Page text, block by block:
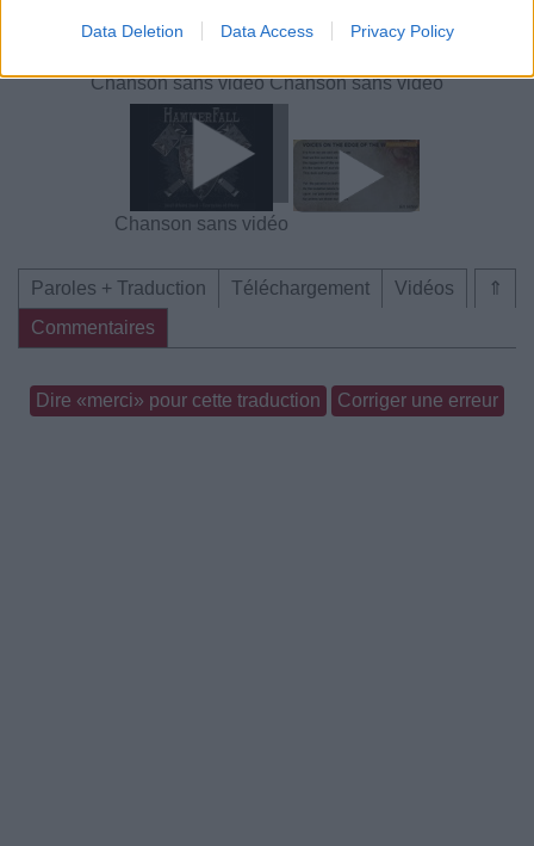
Data Deletion Data Access Privacy Policy
Chanson sans vidéo Chanson sans vidéo
Chanson sans vidéo
⇑
Paroles + Traduction Téléchargement
Vidéos
Commentaires
Dire «merci» pour cette traduction Corriger une erreur